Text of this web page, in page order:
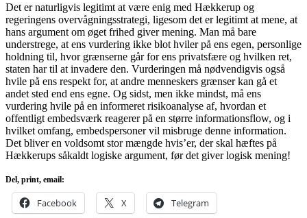
Det er naturligvis legitimt at være enig med Hækkerup og
regeringens overvågningsstrategi, ligesom det er legitimt at mene, at
hans argument om øget frihed giver mening. Man må bare
understrege, at ens vurdering ikke blot hviler på ens egen, personlige
holdning til, hvor grænserne går for ens privatsfære og hvilken ret,
staten har til at invadere den. Vurderingen må nødvendigvis også
hvile på ens respekt for, at andre menneskers grænser kan gå et
andet sted end ens egne. Og sidst, men ikke mindst, må ens
vurdering hvile på en informeret risikoanalyse af, hvordan et
offentligt embedsværk reagerer på en større informationsflow, og i
hvilket omfang, embedspersoner vil misbruge denne information.
Det bliver en voldsomt stor mængde hvis’er, der skal hæftes på
Hækkerups såkaldt logiske argument, før det giver logisk mening!
Del, print, email:
Facebook X Telegram